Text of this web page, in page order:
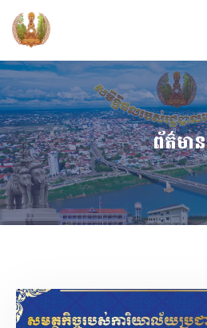
ព័ត៌មាន